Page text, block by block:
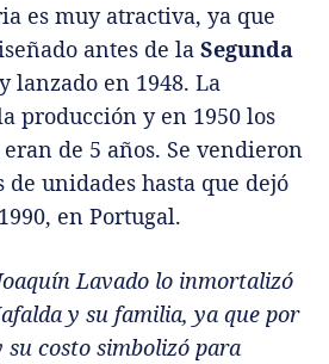
es muy atractiva, ya que
antes de la Segunda
y lanzado en 1948. La
producción y en 1950 los
de 5 años. Se vendieron
unidades hasta que dejó
en Portugal.
Lavado lo inmortalizó
y su familia, ya que por
costo simbolizó para